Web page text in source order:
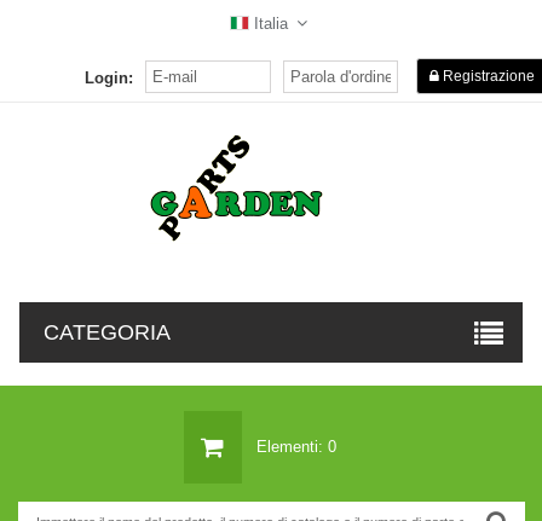
Italia
Login: Registrazione
CATEGORIA
Elementi: 0